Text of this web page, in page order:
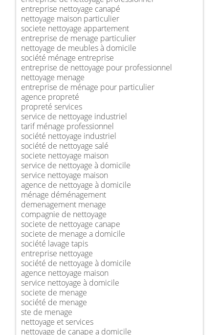
entreprise nettoyage canapé
nettoyage maison particulier
societe nettoyage appartement
entreprise de menage particulier
nettoyage de meubles à domicile
société ménage entreprise
entreprise de nettoyage pour professionnel
nettoyage menage
entreprise de ménage pour particulier
agence propreté
propreté services
service de nettoyage industriel
tarif ménage professionnel
société nettoyage industriel
société de nettoyage salé
societe nettoyage maison
service de nettoyage à domicile
service nettoyage maison
agence de nettoyage à domicile
ménage déménagement
demenagement menage
compagnie de nettoyage
societe de nettoyage canape
societe de menage a domicile
société lavage tapis
entreprise nettoyage
société de nettoyage à domicile
agence nettoyage maison
service nettoyage à domicile
societe de menage
société de menage
ste de menage
nettoyage et services
nettoyage de canape a domicile